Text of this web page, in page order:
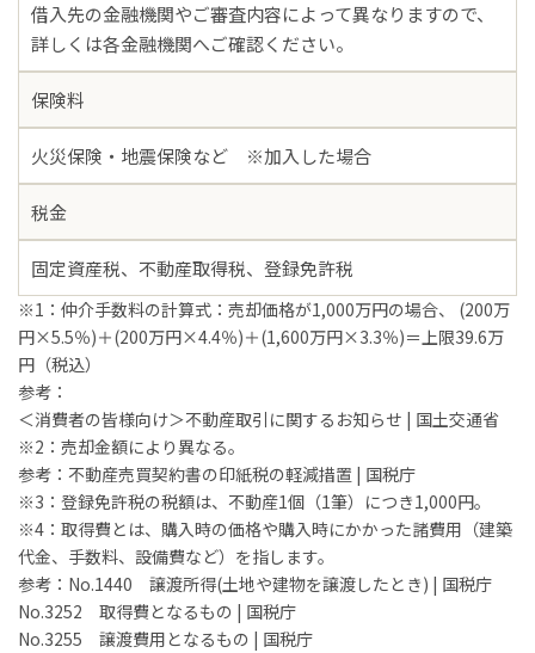
借入先の金融機関やご審査内容によって異なりますので、
詳しくは各金融機関へご確認ください。
保険料
火災保険・地震保険など ※加入した場合
税金
固定資産税、不動産取得税、登録免許税
※1：仲介手数料の計算式：売却価格が1,000万円の場合、 (200万
円×5.5％)＋(200万円×4.4％)＋(1,600万円×3.3％)＝上限39.6万
円（税込）
参考：
＜消費者の皆様向け＞不動産取引に関するお知らせ | 国土交通省
※2：売却金額により異なる。
参考： 不動産売買契約書の印紙税の軽減措置 | 国税庁
※3：登録免許税の税額は、不動産1個（1筆）につき1,000円。
※4：取得費とは、購入時の価格や購入時にかかった諸費用（建築
代金、手数料、設備費など）を指します。
参考： No.1440 譲渡所得(土地や建物を譲渡したとき) | 国税庁
No.3252 取得費となるもの | 国税庁
No.3255 譲渡費用となるもの | 国税庁